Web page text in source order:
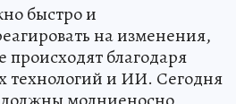
быстро и
на изменения,
происходят благодаря
технологий и ИИ. Сегодня